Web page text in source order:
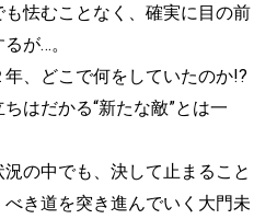
怯むことなく、確実に目の前
が…。
、どこで何をしていたのか!?
はだかる“新たな敵”とは一
の中でも、決して止まること
き道を突き進んでいく大門未